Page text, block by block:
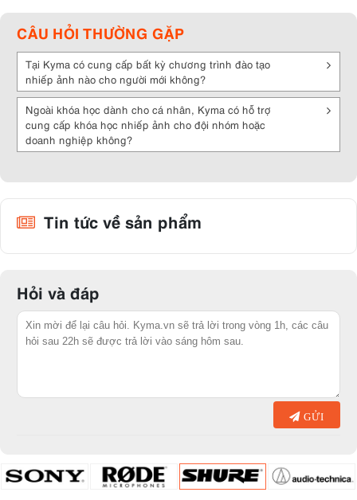
CÂU HỎI THƯỜNG GẶP
Tại Kyma có cung cấp bất kỳ chương trình đào tạo
nhiếp ảnh nào cho người mới không?
Ngoài khóa học dành cho cá nhân, Kyma có hỗ trợ
cung cấp khóa học nhiếp ảnh cho đội nhóm hoặc
doanh nghiệp không?
Tin tức về sản phẩm
Hỏi và đáp
GỬI